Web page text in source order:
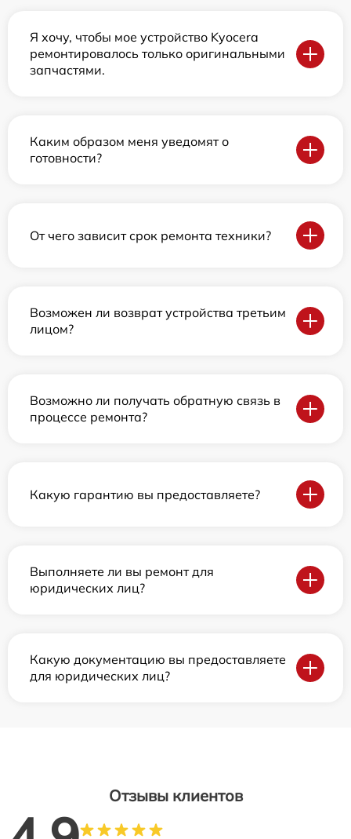
Я хочу, чтобы мое устройство Kyocera
ремонтировалось только оригинальными
запчастями.
Каким образом меня уведомят о
готовности?
От чего зависит срок ремонта техники?
Возможен ли возврат устройства третьим
лицом?
Возможно ли получать обратную связь в
процессе ремонта?
Какую гарантию вы предоставляете?
Выполняете ли вы ремонт для
юридических лиц?
Какую документацию вы предоставляете
для юридических лиц?
Отзывы клиентов